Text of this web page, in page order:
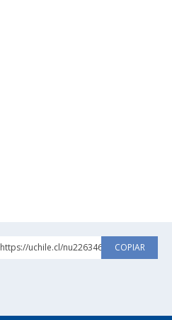
https://uchile.cl/nu226346 COPIAR